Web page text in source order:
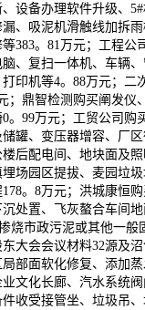
设备办理软件升级、
、吸泥机滑触线加拆
383。81万元；工程
、复扫一体机、车辆
印机等4。88万元；二
；鼎智检测购买阐发
。99万元；工贸公司
罐、变压器增容、厂
后配电间、地块面及
场园区提拔、麦园垃
。8万元；洪城康恒
处置、飞灰螯合车间
烧市政污泥或其他一
大会会议材料32源及
部面软化修复、添加
文化长廊、汽水系统
收受接管坐、垃圾吊